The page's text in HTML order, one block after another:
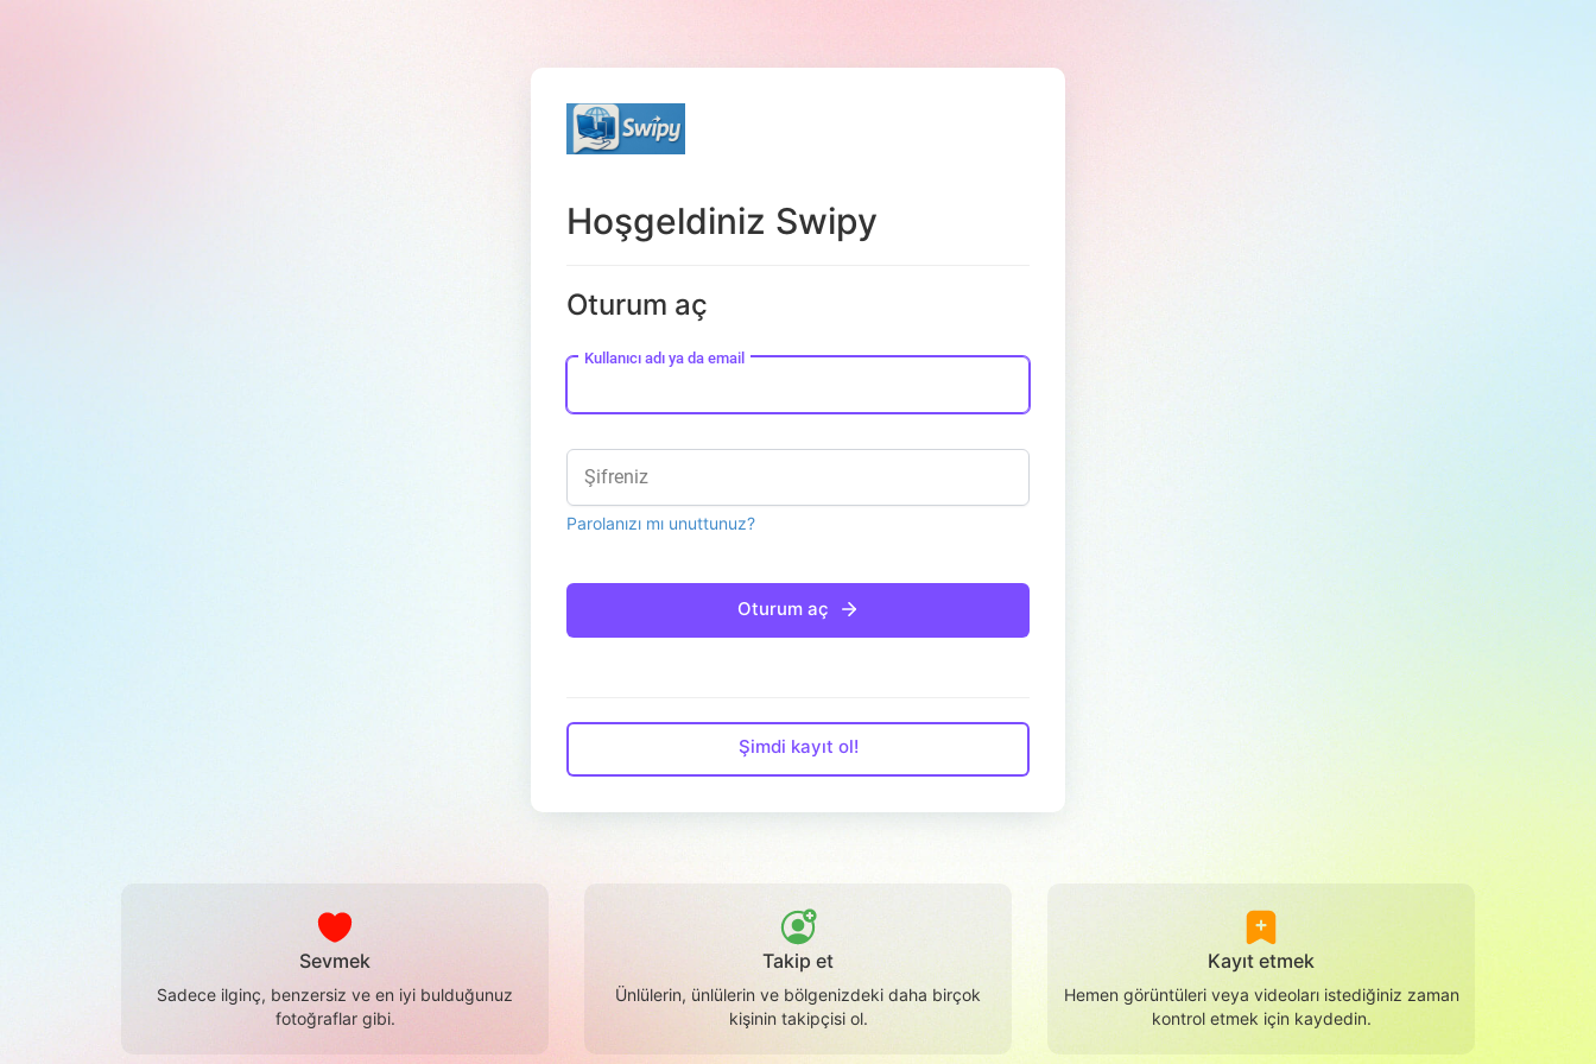
Hoşgeldiniz Swipy
Oturum aç
Kullanıcı adı ya da email
Şifreniz
Parolanızı mı unuttunuz?
Oturum aç
Şimdi kayıt ol!
Sevmek
Sadece ilginç, benzersiz ve en iyi bulduğunuz
fotoğraflar gibi.
Takip et
Ünlülerin, ünlülerin ve bölgenizdeki daha birçok
kişinin takipçisi ol.
Kayıt etmek
Hemen görüntüleri veya videoları istediğiniz zaman
kontrol etmek için kaydedin.